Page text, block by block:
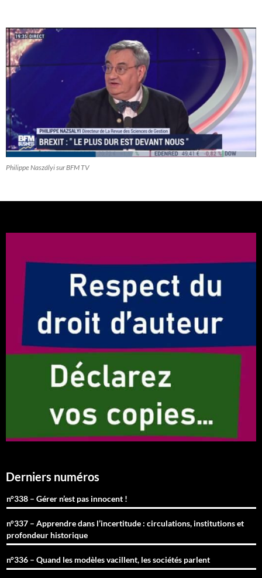
Philippe Naszályi sur BFM TV
Derniers numéros
n°338 – Gérer n’est pas innocent !
n°337 – Apprendre dans l’incertitude : circulations, institutions et
profondeur historique
n°336 – Quand les modèles vacillent, les sociétés parlent